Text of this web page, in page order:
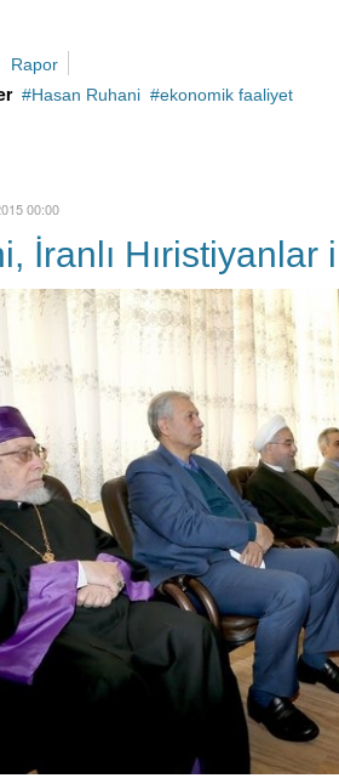
Rapor
Hasan Ruhani
ekonomik faaliyet
00:00
İranlı Hıristiyanlar